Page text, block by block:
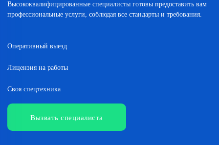
Высококвалифицированные специалисты готовы предоставить вам
профессиональные услуги, соблюдая все стандарты и требования.
Оперативный выезд
Лицензия на работы
Своя спецтехника
Вызвать специалиста